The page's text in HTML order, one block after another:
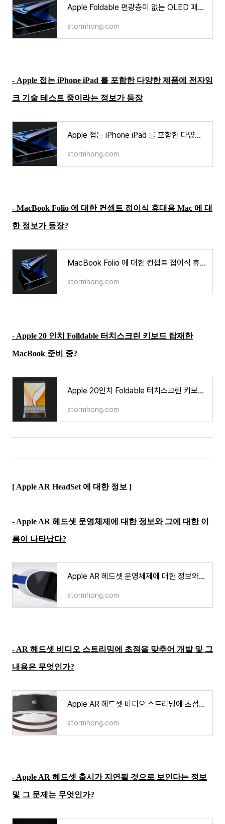
Apple Foldable 편광층이 없는 OLED 패널을 개발하여 탑재할 수도 있다?
stormhong.com
- Apple 접는 iPhone iPad 를 포함한 다양한 제품에 전자잉
크 기술 테스트 중이라는 정보가 등장
Apple 접는 iPhone iPad 를 포함한 다양한 제품에 전자잉크 기술 테스트 중이라는 정보가 등장?
stormhong.com
- MacBook Folio 에 대한 컨셉트 접이식 휴대용 Mac 에 대
한 정보가 등장?
MacBook Folio 에 대한 컨셉트 접이식 휴대용 Mac 에 대한 정보가 등장?
stormhong.com
- Apple 20 인치 Folldable 터치스크린 키보드 탑재한
MacBook 준비 중?
Apple 20인치 Foldable 터치스크린 키보드 탑재한 MacBook 준비 중?
stormhong.com
[ Apple AR HeadSet 에 대한 정보 ]
- Apple AR 헤드셋 운영체제에 대한 정보와 그에 대한 이
름이 나타났다?
Apple AR 헤드셋 운영체제에 대한 정보와 그에 대한 이름이 나타났다?
stormhong.com
- AR 헤드셋 비디오 스트리밍에 초점을 맞추어 개발 및 그
내용은 무엇인가?
Apple AR 헤드셋 비디오 스트리밍에 초점을 맞추어 개발 및 그 내용은 무엇인가?
stormhong.com
- Apple AR 헤드셋 출시가 지연될 것으로 보인다는 정보
및 그 문제는 무엇인가?